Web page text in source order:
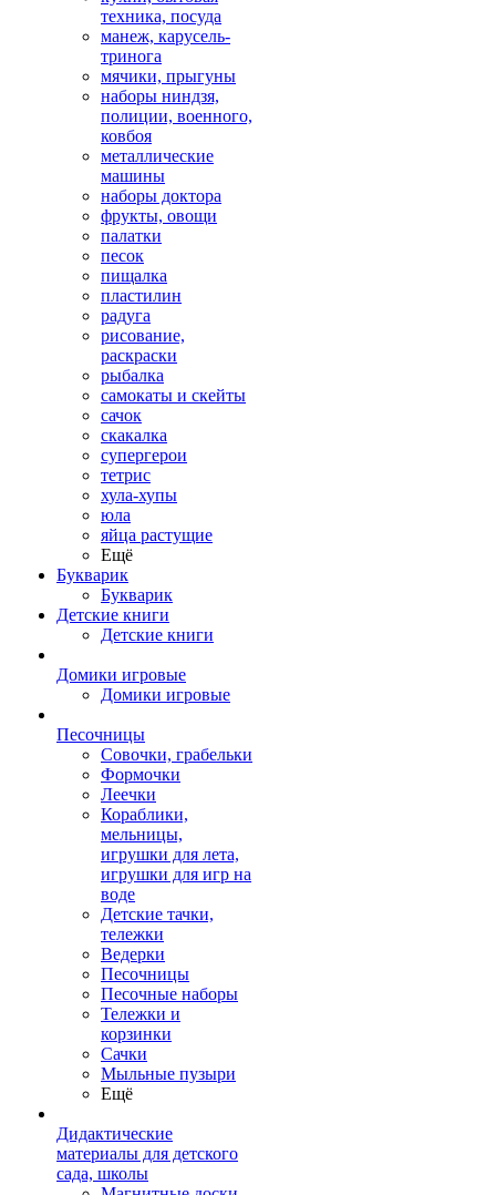
техника, посуда
манеж, карусель-
тринога
мячики, прыгуны
наборы ниндзя,
полиции, военного,
ковбоя
металлические
машины
наборы доктора
фрукты, овощи
палатки
песок
пищалка
пластилин
радуга
рисование,
раскраски
рыбалка
самокаты и скейты
сачок
скакалка
супергерои
тетрис
хула-хупы
юла
яйца растущие
Ещё
Букварик
Букварик
Детские книги
Детские книги
Домики игровые
Домики игровые
Песочницы
Совочки, грабельки
Формочки
Леечки
Кораблики,
мельницы,
игрушки для лета,
игрушки для игр на
воде
Детские тачки,
тележки
Ведерки
Песочницы
Песочные наборы
Тележки и
корзинки
Сачки
Мыльные пузыри
Ещё
Дидактические
материалы для детского
сада, школы